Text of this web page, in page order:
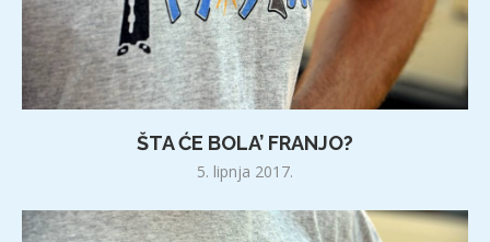
ŠTA ĆE BOLA’ FRANJO?
5. lipnja 2017.